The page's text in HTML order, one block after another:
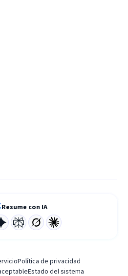
Resume con IA
Política de privacidad
Estado del sistema